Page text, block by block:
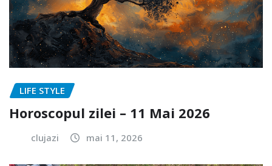
LIFE STYLE
Horoscopul zilei – 11 Mai 2026
clujazi mai 11, 2026